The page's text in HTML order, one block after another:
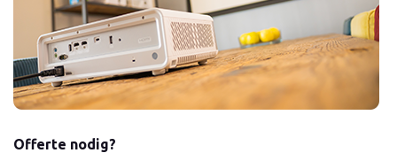
Offerte nodig?